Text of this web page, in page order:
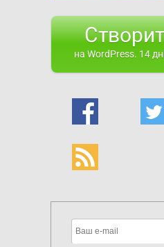
на WordPress. 14